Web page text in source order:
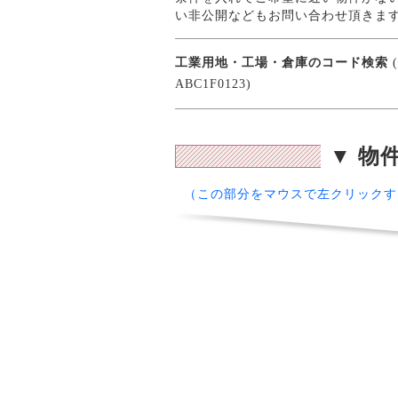
い非公開などもお問い合わせ頂きま
工業用地・工場・倉庫のコード検索
ABC1F0123)
▼ 物
（この部分をマウスで左クリック